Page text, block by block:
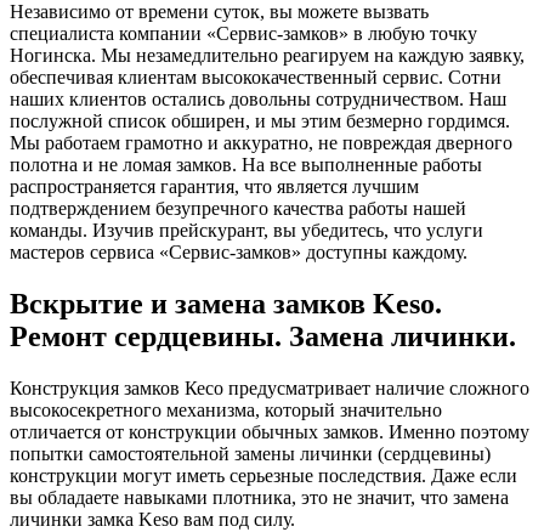
Независимо от времени суток, вы можете вызвать
специалиста компании «Сервис-замков» в любую точку
Ногинска. Мы незамедлительно реагируем на каждую заявку,
обеспечивая клиентам высококачественный сервис. Сотни
наших клиентов остались довольны сотрудничеством. Наш
послужной список обширен, и мы этим безмерно гордимся.
Мы работаем грамотно и аккуратно, не повреждая дверного
полотна и не ломая замков. На все выполненные работы
распространяется гарантия, что является лучшим
подтверждением безупречного качества работы нашей
команды. Изучив прейскурант, вы убедитесь, что услуги
мастеров сервиса «Сервис-замков» доступны каждому.
Вскрытие и замена замков Keso.
Ремонт сердцевины. Замена личинки.
Конструкция замков Кесо предусматривает наличие сложного
высокосекретного механизма, который значительно
отличается от конструкции обычных замков. Именно поэтому
попытки самостоятельной замены личинки (сердцевины)
конструкции могут иметь серьезные последствия. Даже если
вы обладаете навыками плотника, это не значит, что замена
личинки замка Keso вам под силу.